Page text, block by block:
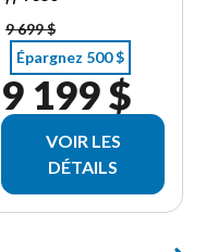
9 699 $
Épargnez 500 $
9 199 $
VOIR LES
DÉTAILS